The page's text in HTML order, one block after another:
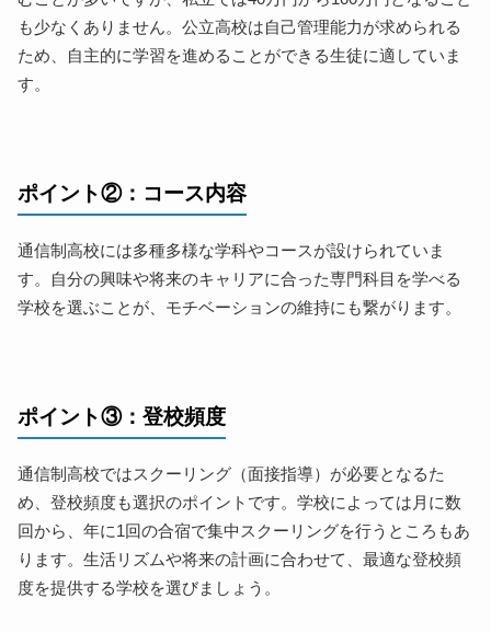
も少なくありません。公立高校は自己管理能力が求められる
ため、自主的に学習を進めることができる生徒に適していま
す。
ポイント②：コース内容
通信制高校には多種多様な学科やコースが設けられていま
す。自分の興味や将来のキャリアに合った専門科目を学べる
学校を選ぶことが、モチベーションの維持にも繋がります。
ポイント③：登校頻度
通信制高校ではスクーリング（面接指導）が必要となるた
め、登校頻度も選択のポイントです。学校によっては月に数
回から、年に1回の合宿で集中スクーリングを行うところもあ
ります。生活リズムや将来の計画に合わせて、最適な登校頻
度を提供する学校を選びましょう。